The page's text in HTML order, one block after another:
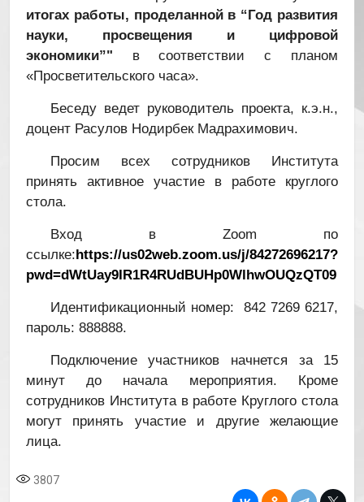
итогах работы, проделанной в “Год развития
науки, просвещения и цифровой
экономики”" в соответствии с планом
«Просветительского часа».
Беседу ведет руководитель проекта, к.э.н.,
доцент Расулов Нодирбек Мадрахимович.
Просим всех сотрудников Института
принять активное участие в работе круглого
стола.
Вход в Zoom по
ссылке: https://us02web.zoom.us/j/84272696217?
pwd=dWtUay9IR1R4RUdBUHp0WlhwOUQzQT09
Идентификационный номер: 842 7269 6217,
пароль: 888888.
Подключение участников начнется за 15
минут до начала мероприятия. Кроме
сотрудников Института в работе Круглого стола
могут принять участие и другие желающие
лица.
3807